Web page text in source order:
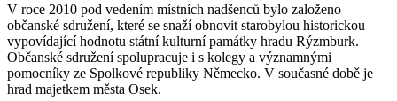
V roce 2010 pod vedením místních nadšenců bylo založeno
občanské sdružení, které se snaží obnovit starobylou historickou
vypovídající hodnotu státní kulturní památky hradu Rýzmburk.
Občanské sdružení spolupracuje i s kolegy a významnými
pomocníky ze Spolkové republiky Německo. V současné době je
hrad majetkem města Osek.